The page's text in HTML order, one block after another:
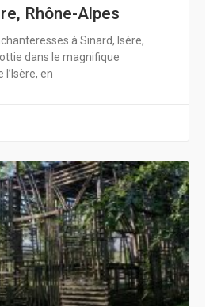
Rhône-Alpes
à Sinard, Isère,
dans le magnifique
en